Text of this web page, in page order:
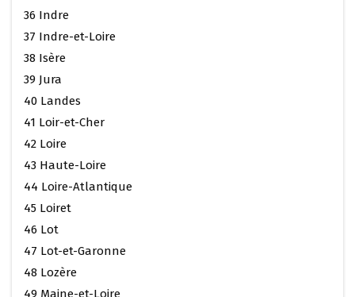
36 Indre
37 Indre-et-Loire
38 Isère
39 Jura
40 Landes
41 Loir-et-Cher
42 Loire
43 Haute-Loire
44 Loire-Atlantique
45 Loiret
46 Lot
47 Lot-et-Garonne
48 Lozère
49 Maine-et-Loire